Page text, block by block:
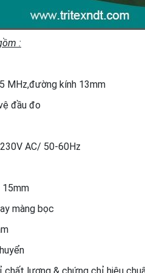
:
MHz,đường kính 13mm
đầu đo
AC/ 50-60Hz
15mm
màng bọc